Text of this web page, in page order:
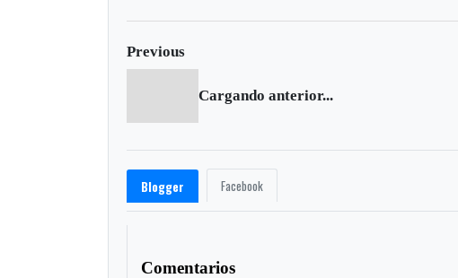
Previous
Cargando anterior...
Blogger Facebook
Comentarios